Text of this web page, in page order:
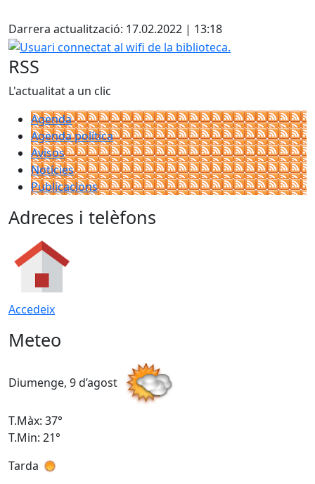
Darrera actualització: 17.02.2022 | 13:18
Usuari connectat al wifi de la biblioteca.
RSS
L'actualitat a un clic
Agenda
Agenda política
Avisos
Notícies
Publicacions
Adreces i telèfons
Accedeix
Meteo
Diumenge, 9 d’agost
T.Màx: 37°
T.Min: 21°
Tarda